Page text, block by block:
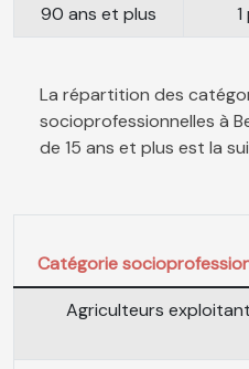
90 ans et plus
La répartition des
socioprofessionnelles à
de 15 ans et plus est la
Catégorie
Agriculteurs